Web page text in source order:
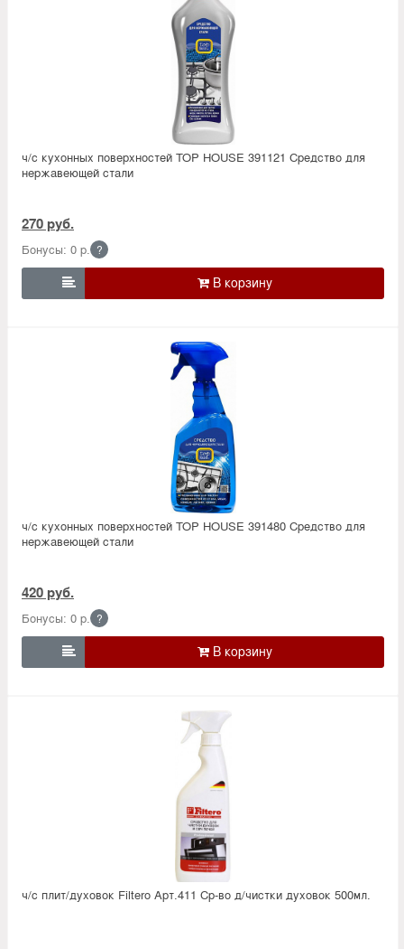
ч/с кухонных поверхностей TOP HOUSE 391121 Средство для
нержавеющей стали
270 руб.
Бонусы: 0 р. ?

ч/с кухонных поверхностей TOP HOUSE 391480 Средство для
нержавеющей стали
420 руб.
Бонусы: 0 р. ?

ч/с плит/духовок Filtero Арт.411 Ср-во д/чистки духовок 500мл.